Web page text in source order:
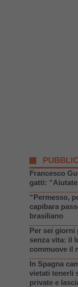
Francesco
gatti:
“Permesso,
capibara
brasiliano
Per sei
senza vita: il
commuove il
In Spagna
vietati tenerli
private e